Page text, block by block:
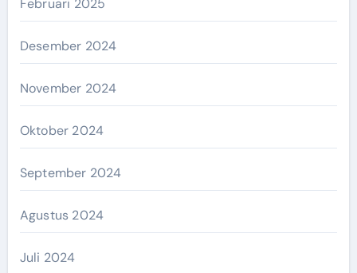
Februari 2025
Desember 2024
November 2024
Oktober 2024
September 2024
Agustus 2024
Juli 2024